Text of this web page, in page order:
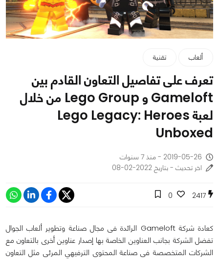
ألعاب تقنية
تعرف على تفاصيل التعاون القادم بين
Gameloft و Lego Group من خلال
لعبة Lego Legacy: Heroes
Unboxed
2019-05-26 - منذ 7 سنوات
اخر تحديث - بتاريخ 2022-02-08
2417
0
كعادة شركة Gameloft الرائدة فى مجال صناعة وتطوير ألعاب الجوال
تفضل الشركة بجانب العناوين الخاصة بها إصدار عناوين أخرى بالتعاون مع
الشركات المتخصصة فى صناعة المحتوى الترفيهي المرئى مثل التعاون